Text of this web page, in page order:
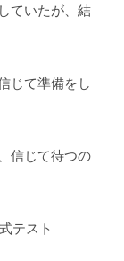
ていたが、結
じて準備をし
信じて待つの
テスト